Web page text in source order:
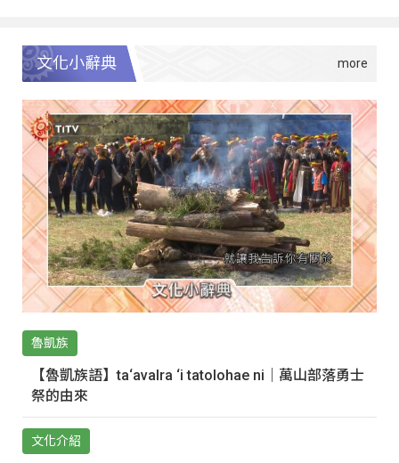
文化小辭典
魯凱族
【魯凱族語】ta‘avalra ‘i tatolohae ni｜萬山部落勇士
祭的由來
文化介紹